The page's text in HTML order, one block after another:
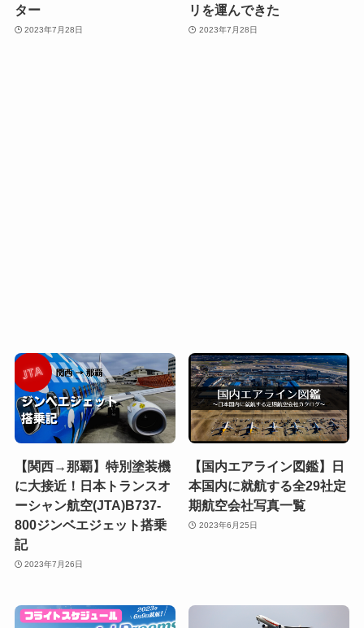
ター
2023年7月28日
リを運んできた
2023年7月28日
【関西→那覇】特別塗装機
に大接近！日本トランスオ
ーシャン航空(JTA)B737-
800ジンベエジェット搭乗
記
2023年7月26日
【国内エアライン図鑑】日
本国内に就航する全29社定
期航空会社写真一覧
2023年6月25日